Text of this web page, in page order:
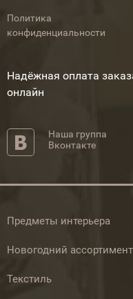
Политика
конфиденциальности
Надёжная оплата
онлайн
Наша группа
Вконтакте
Предметы интерьера
Новогодний ассортимент
Текстиль